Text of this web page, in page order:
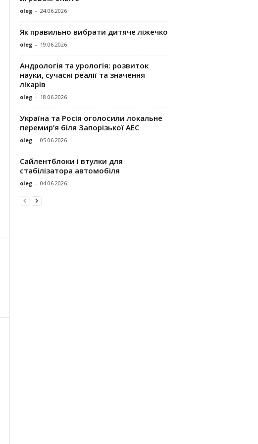
oleg - 24.06.2026
Як правильно вибрати дитяче ліжечко
oleg - 19.06.2026
Андрологія та урологія: розвиток
науки, сучасні реалії та значення
лікарів
oleg - 18.06.2026
Україна та Росія оголосили локальне
перемир’я біля Запорізької АЕС
oleg - 05.06.2026
Сайлентблоки і втулки для
стабілізатора автомобіля
oleg - 04.06.2026